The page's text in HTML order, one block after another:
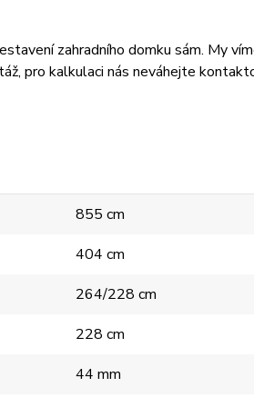
zahradního domku sám. My
pro kalkulaci nás neváhejte
855 cm
404 cm
264/228 cm
228 cm
44 mm